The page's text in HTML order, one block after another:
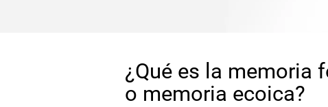
¿Qué es la memoria
o memoria ecoica?